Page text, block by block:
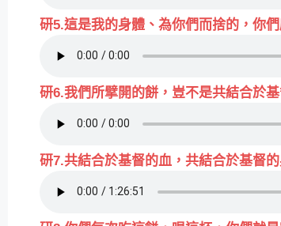
研5.這是我的身體、為你們而捨的，你
研6.我們所擘開的餅，豈不是共結合於
研7.共結合於基督的血，共結合於基督